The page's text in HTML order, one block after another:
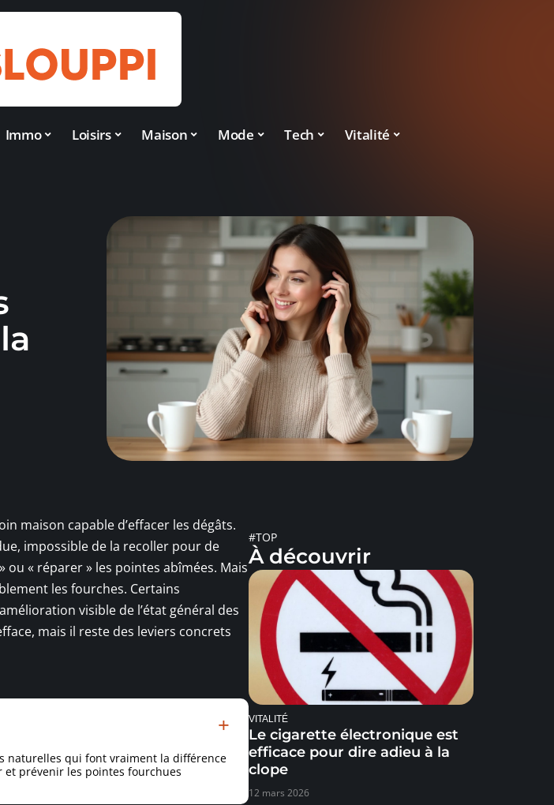
Immo Loisirs Maison Mode Tech Vitalité
maison capable d’effacer les dégâts.
impossible de la recoller pour de
ou « réparer » les pointes abîmées. Mais
les fourches. Certains
visible de l’état général des
mais il reste des leviers concrets
naturelles qui font vraiment la différence
et prévenir les pointes fourchues
#TOP
À découvrir
VITALITÉ
Le cigarette électronique est
efficace pour dire adieu à la
clope
12 mars 2026